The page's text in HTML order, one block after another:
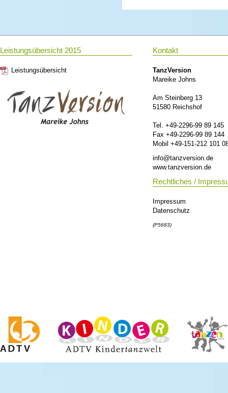
Außerdem:
Discofox
Merengue
Rock`n Roll / Boogie Woogie
Langsamer Walzer, Wiener
Familienfesten und
Wenn Sie also auf der Suche
haben Sie bei uns die
Ob als Single, Paar oder in der
Leistungsübersicht 2015
Leistungsübersicht
Kontakt
TanzVersion
Mareike Johns
Am Steinberg 13
51580 Reichshof
Tel. +49-2296-99 89 145
Fax +49-2296-99 89 144
Mobil +49-151-212 101
info@tanzversion.de
www.tanzversion.de
Rechtliches /
Impressum
Datenschutz
(P5683)